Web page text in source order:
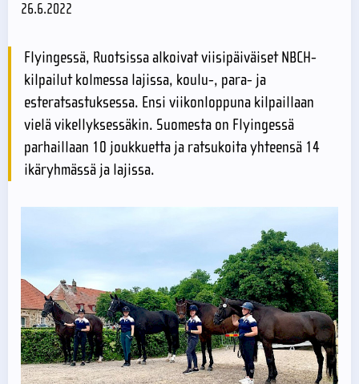
26.6.2022
Flyingessä, Ruotsissa alkoivat viisipäiväiset NBCH-
kilpailut kolmessa lajissa, koulu-, para- ja
esteratsastuksessa. Ensi viikonloppuna kilpaillaan
vielä vikellyksessäkin. Suomesta on Flyingessä
parhaillaan 10 joukkuetta ja ratsukoita yhteensä 14
ikäryhmässä ja lajissa.